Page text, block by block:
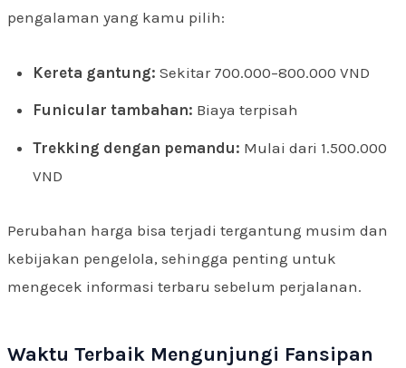
pengalaman yang kamu pilih:
Kereta gantung: Sekitar 700.000–800.000 VND
Funicular tambahan: Biaya terpisah
Trekking dengan pemandu: Mulai dari 1.500.000
VND
Perubahan harga bisa terjadi tergantung musim dan
kebijakan pengelola, sehingga penting untuk
mengecek informasi terbaru sebelum perjalanan.
Waktu Terbaik Mengunjungi Fansipan